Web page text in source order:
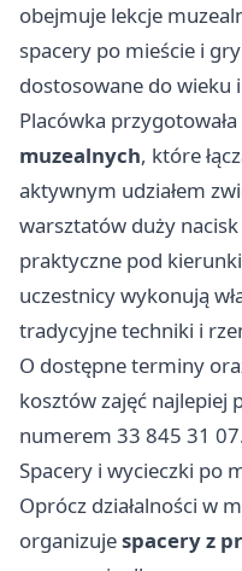
obejmuje lekcje
spacery po mieście i
dostosowane do wieku
Placówka przygotowała
muzealnych, które
aktywnym udziałem
warsztatów duży nacisk
praktyczne pod
uczestnicy wykonują
tradycyjne techniki i
O dostępne terminy
kosztów zajęć najlepiej
numerem 33 845 31
Spacery i wycieczki po
Oprócz działalności w
organizujespacery z